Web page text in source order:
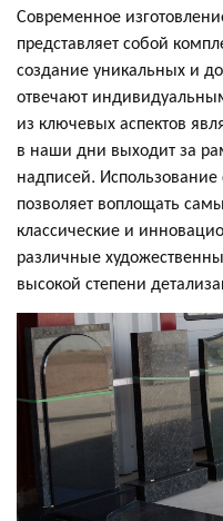
Современное
представляет собой
создание уникальных и
отвечают
из ключевых аспектов
в наши дни выходит за
надписей.
позволяет воплощать
классические и
различные
высокой степени